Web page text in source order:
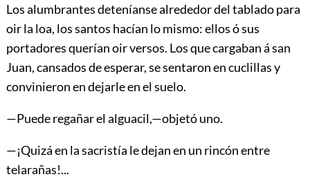
Los alumbrantes deteníanse alrededor del tablado para
oir la loa, los santos hacían lo mismo: ellos ó sus
portadores querían oir versos. Los que cargaban á san
Juan, cansados de esperar, se sentaron en cuclillas y
convinieron en dejarle en el suelo.
—Puede regañar el alguacil,—objetó uno.
—¡Quizá en la sacristía le dejan en un rincón entre
telarañas!...